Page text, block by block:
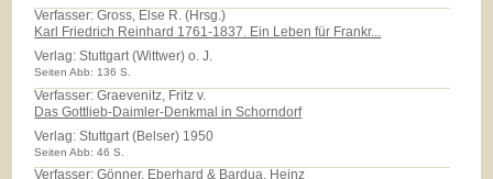
Verfasser: Gross, Else R. (Hrsg.)
Karl Friedrich Reinhard 1761-1837. Ein Leben für Frankr...
Verlag:Stuttgart (Wittwer) o. J.
Seiten Abb: 136 S.
Verfasser: Graevenitz, Fritz v.
Das Gottlieb-Daimler-Denkmal in Schorndorf
Verlag:Stuttgart (Belser) 1950
Seiten Abb: 46 S.
Verfasser: Gönner, Eberhard & Bardua, Heinz